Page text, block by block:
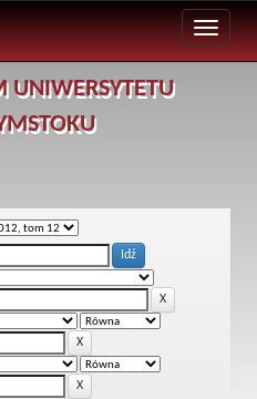
UNIWERSYTETU